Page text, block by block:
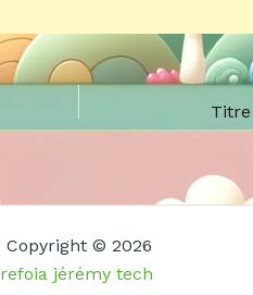
Copyright © 2026
refoia jérémy tech